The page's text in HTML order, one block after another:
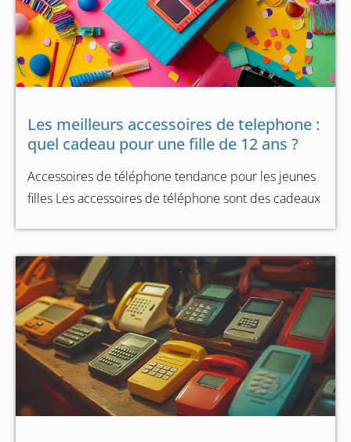
Les meilleurs accessoires de telephone :
quel cadeau pour une fille de 12 ans ?
Accessoires de téléphone tendance pour les jeunes
filles Les accessoires de téléphone sont des cadeaux